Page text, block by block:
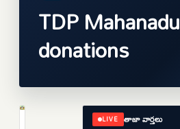
TDP Mahanadu
donations
LIVE తాజా వార్తలు